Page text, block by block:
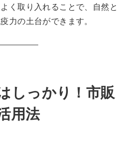
く取り入れることで、自然と
力の土台ができます。
しっかり！市販
用法